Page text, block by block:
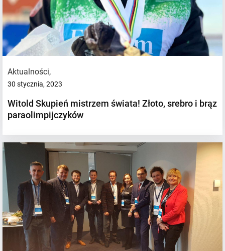
Aktualności,
30 stycznia, 2023
Witold Skupień mistrzem świata! Złoto, srebro i brąz
paraolimpijczyków